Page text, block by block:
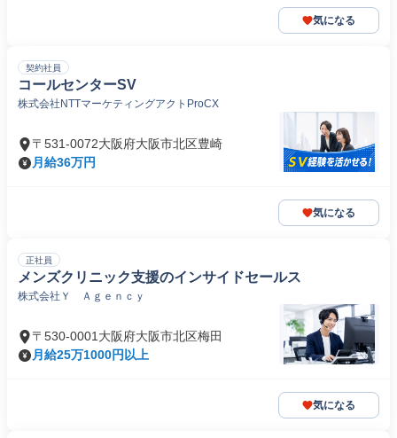
気になる
契約社員
コールセンターSV
株式会社NTTマーケティングアクトProCX
〒531-0072大阪府大阪市北区豊崎
月給36万円
気になる
正社員
メンズクリニック支援のインサイドセールス
株式会社Ｙ Ａｇｅｎｃｙ
〒530-0001大阪府大阪市北区梅田
月給25万1000円以上
気になる